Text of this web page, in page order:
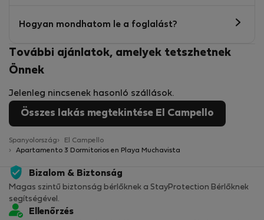
Hogyan mondhatom le a foglalást?
További ajánlatok, amelyek tetszhetnek
Önnek
Jelenleg nincsenek hasonló szállások.
Összes lakás megtekintése El Campello
Spanyolország
El Campello
Apartamento 3 Dormitorios en Playa Muchavista
Bizalom & Biztonság
Magas szintű biztonság bérlőknek a StayProtection Bérlőknek
segítségével.
Ellenőrzés